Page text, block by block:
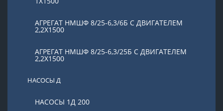
АГРЕГАТ НМШФ 8/25-6,3/6Б С ДВИГАТЕЛЕМ
2,2Х1500
АГРЕГАТ НМШФ 8/25-6,3/25Б С ДВИГАТЕЛЕМ
2,2Х1500
НАСОСЫ Д
НАСОСЫ 1Д 200